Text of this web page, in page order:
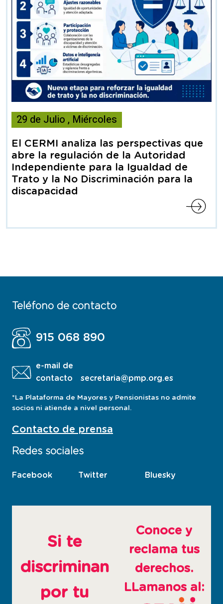
noticia
Articulo
29 de Julio , Miércoles
El CERMI analiza las perspectivas que
abre la regulación de la Autoridad
Independiente para la Igualdad de
Trato y la No Discriminación para la
discapacidad
Teléfono de contacto
915 068 890
e-mail de
contacto
secretaria@pmp.org.es
*La Plataforma de Mayores y Pensionistas no admite
socios ni atiende a nivel personal.
Contacto de prensa
Redes sociales
Facebook
esta
nueva
Twitter
esta
Bluesky
esta
Si te
discriminan
por tu
Conoce y
reclama tus
derechos.
LLamanos al: